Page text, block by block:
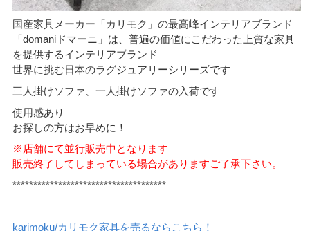
国産家具メーカー「カリモク」の最高峰インテリアブランド
「domaniドマーニ」は、普遍の価値にこだわった上質な家具
を提供するインテリアブランド
世界に挑む日本のラグジュアリーシリーズです
三人掛けソファ、一人掛けソファの入荷です
使用感あり
お探しの方はお早めに！
※店舗にて並行販売中となります
販売終了してしまっている場合がありますご了承下さい。
*************************************
karimoku/カリモク家具を売るならこちら！